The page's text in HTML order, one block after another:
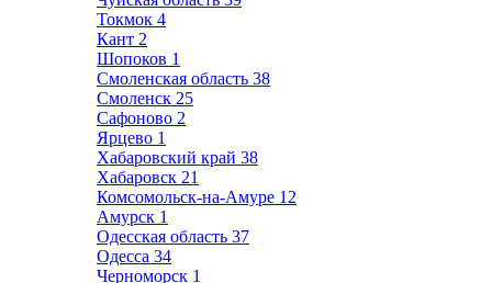
Токмок 4
Кант 2
Шопоков 1
Смоленская область 38
Смоленск 25
Сафоново 2
Ярцево 1
Хабаровский край 38
Хабаровск 21
Комсомольск-на-Амуре 12
Амурск 1
Одесская область 37
Одесса 34
Черноморск 1